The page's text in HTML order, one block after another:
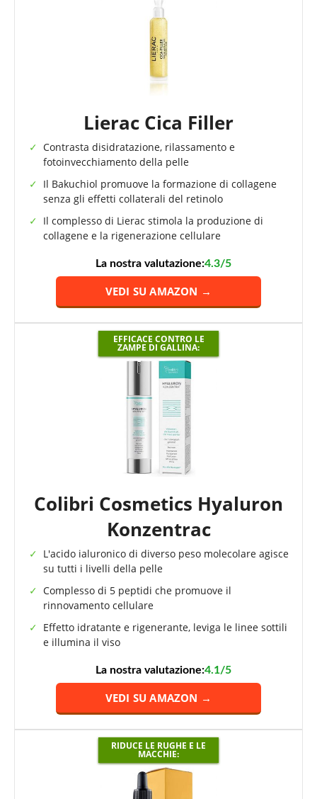
Lierac Cica Filler
Contrasta disidratazione, rilassamento e
fotoinvecchiamento della pelle
Il Bakuchiol promuove la formazione di collagene
senza gli effetti collaterali del retinolo
Il complesso di Lierac stimola la produzione di
collagene e la rigenerazione cellulare
La nostra valutazione:4.3/5
VEDI SU AMAZON →
EFFICACE CONTRO LE
ZAMPE DI GALLINA:
Colibri Cosmetics Hyaluron
Konzentrac
L'acido ialuronico di diverso peso molecolare agisce
su tutti i livelli della pelle
Complesso di 5 peptidi che promuove il
rinnovamento cellulare
Effetto idratante e rigenerante, leviga le linee sottili
e illumina il viso
La nostra valutazione:4.1/5
VEDI SU AMAZON →
RIDUCE LE RUGHE E LE
MACCHIE: